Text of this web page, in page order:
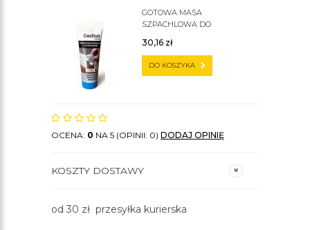
GOTOWA MASA
SZPACHLOWA DO
30,16 zł
DO KOSZYKA
OCENA: 0 NA 5 (OPINII: 0) DODAJ OPINIĘ
KOSZTY DOSTAWY
od 30 zł przesyłka kurierska